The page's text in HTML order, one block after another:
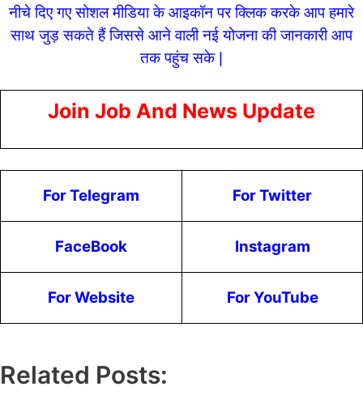
नीचे दिए गए सोशल मीडिया के आइकॉन पर क्लिक करके आप हमारे
साथ जुड़ सकते हैं जिससे आने वाली नई योजना की जानकारी आप
तक पहुंच सके |
Join Job And News Update
For Telegram For Twitter
FaceBook Instagram
For Website For YouTube
Related Posts: